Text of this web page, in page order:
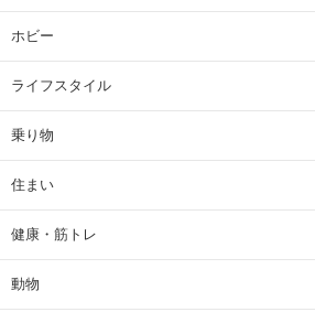
ホビー
ライフスタイル
乗り物
住まい
健康・筋トレ
動物